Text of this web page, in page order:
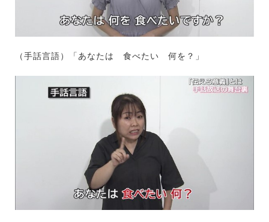
（手話言語）「あなたは 食べたい 何を？」